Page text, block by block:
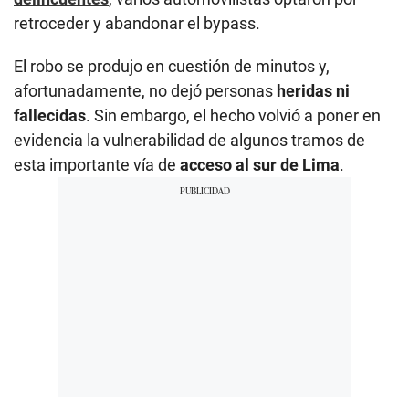
retroceder y abandonar el bypass.
El robo se produjo en cuestión de minutos y,
afortunadamente, no dejó personas heridas ni
fallecidas. Sin embargo, el hecho volvió a poner en
evidencia la vulnerabilidad de algunos tramos de
esta importante vía de acceso al sur de Lima.